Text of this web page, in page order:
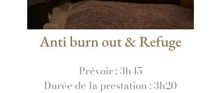
Anti burn out & Refuge
Prévoir : 3h45
Durée de la prestation : 3h20